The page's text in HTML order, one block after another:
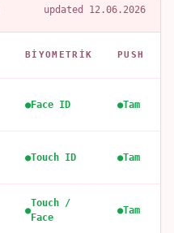
updated 12.06.2026
BIYOMETRIK PUSH
Face ID Tam
Touch ID Tam
Touch /
Face
Tam